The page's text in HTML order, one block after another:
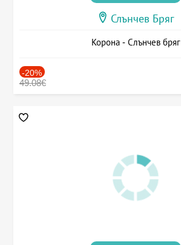
Слънчев Бряг
Корона - Слънчев бряг
-20%
49.08€